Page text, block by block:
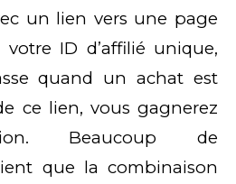
un lien vers une page
votre ID d’affilié unique,
quand un achat est
ce lien, vous gagnerez
Beaucoup de
que la combinaison